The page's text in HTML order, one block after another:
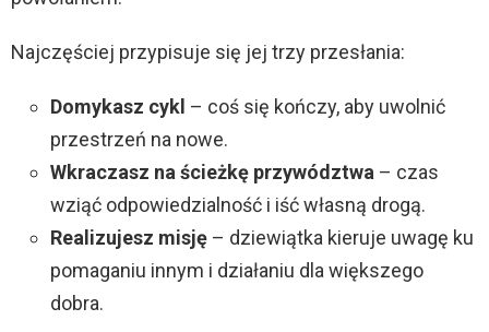
Najczęściej przypisuje się jej trzy przesłania:
Domykasz cykl – coś się kończy, aby uwolnić
przestrzeń na nowe.
Wkraczasz na ścieżkę przywództwa – czas
wziąć odpowiedzialność i iść własną drogą.
Realizujesz misję – dziewiątka kieruje uwagę ku
pomaganiu innym i działaniu dla większego
dobra.